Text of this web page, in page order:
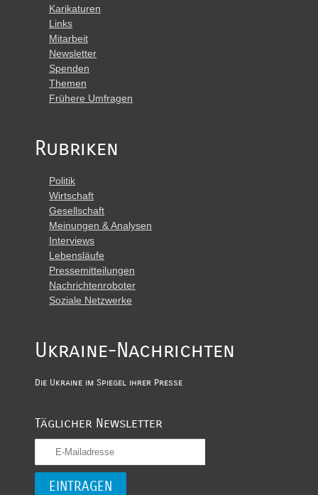
Karikaturen
Links
Mitarbeit
Newsletter
Spenden
Themen
Frühere Umfragen
Rubriken
Politik
Wirtschaft
Gesellschaft
Meinungen & Analysen
Interviews
Lebensläufe
Pressemitteilungen
Nachrichtenroboter
Soziale Netzwerke
Ukraine-Nachrichten
Die Ukraine im Spiegel ihrer Presse
Täglicher Newsletter